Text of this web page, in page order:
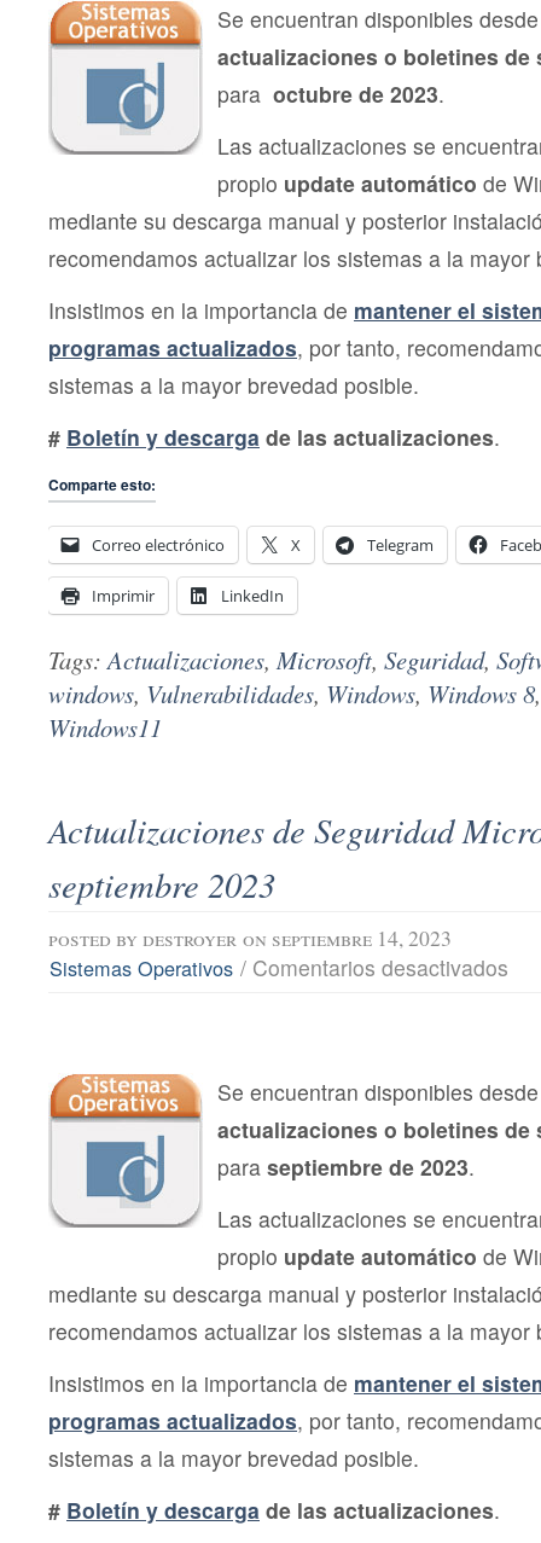
2023
Se encuentran disponibles
actualizaciones o boletines de
para octubre de 2023.
Las actualizaciones se
propio update automático de
mediante su descarga manual y posterior
recomendamos actualizar los sistemas a la mayor
Insistimos en la importancia de mantener el
programas actualizados, por tanto,
sistemas a la mayor brevedad posible.
# Boletín y descarga de las actualizaciones.
Comparte esto:
Correo electrónico X Telegram
Imprimir LinkedIn
Tags:Actualizaciones,Microsoft, Seguridad,
windows, Vulnerabilidades, Windows, Windows 8
Windows11
Actualizaciones de Seguridad
septiembre 2023
posted by destroyer on septiembre 14, 2023
Sistemas Operativos / Comentarios desactivados
2023
Se encuentran disponibles
actualizaciones o boletines de
para septiembre de 2023.
Las actualizaciones se
propio update automático de
mediante su descarga manual y posterior
recomendamos actualizar los sistemas a la mayor
Insistimos en la importancia de mantener el
programas actualizados, por tanto,
sistemas a la mayor brevedad posible.
# Boletín y descarga de las actualizaciones.